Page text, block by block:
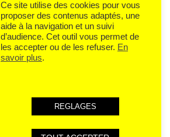
Ce site utilise des cookies pour vous
proposer des contenus adaptés, une
aide à la navigation et un suivi
d’audience. Cet outil vous permet de
les accepter ou de les refuser. En
savoir plus.
REGLAGES